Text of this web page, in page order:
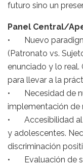
futuro sino un
Panel Central/
• Nuevo
(Patronato vs.
enunciado y lo
para llevar a la
• Necesidad de
implementación de
• Accesibilidad al
y adolescentes.
discriminación
• Evaluación de